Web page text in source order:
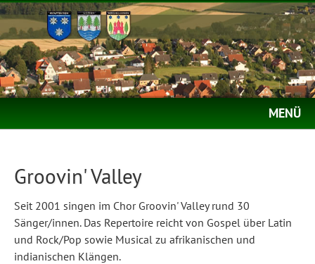
MENÜ
Groovin' Valley
Seit 2001 singen im Chor Groovin' Valley rund 30
Sänger/innen. Das Repertoire reicht von Gospel über Latin
und Rock/Pop sowie Musical zu afrikanischen und
indianischen Klängen.